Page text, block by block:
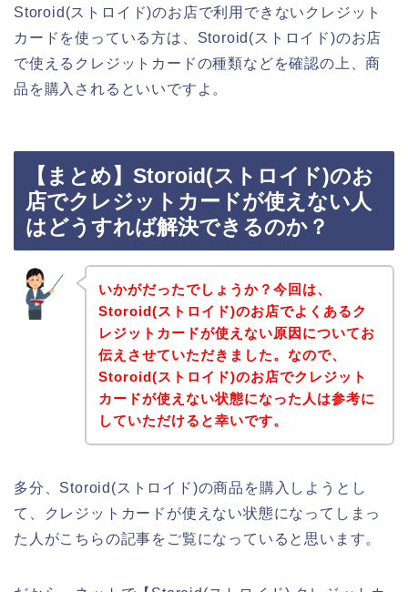
Storoid(ストロイド)のお店で利用できないクレジット
カードを使っている方は、Storoid(ストロイド)のお店
で使えるクレジットカードの種類などを確認の上、商
品を購入されるといいですよ。
【まとめ】Storoid(ストロイド)のお
店でクレジットカードが使えない人
はどうすれば解決できるのか？
いかがだったでしょうか？今回は、
Storoid(ストロイド)のお店でよくあるク
レジットカードが使えない原因についてお
伝えさせていただきました。なので、
Storoid(ストロイド)のお店でクレジット
カードが使えない状態になった人は参考に
していただけると幸いです。
多分、Storoid(ストロイド)の商品を購入しようとし
て、クレジットカードが使えない状態になってしまっ
た人がこちらの記事をご覧になっていると思います。